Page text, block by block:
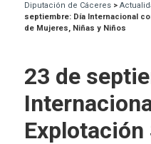
Diputación de Cáceres>
septiembre: Día Internacional
de Mujeres, Niñas y Niños
23 de
Explotación